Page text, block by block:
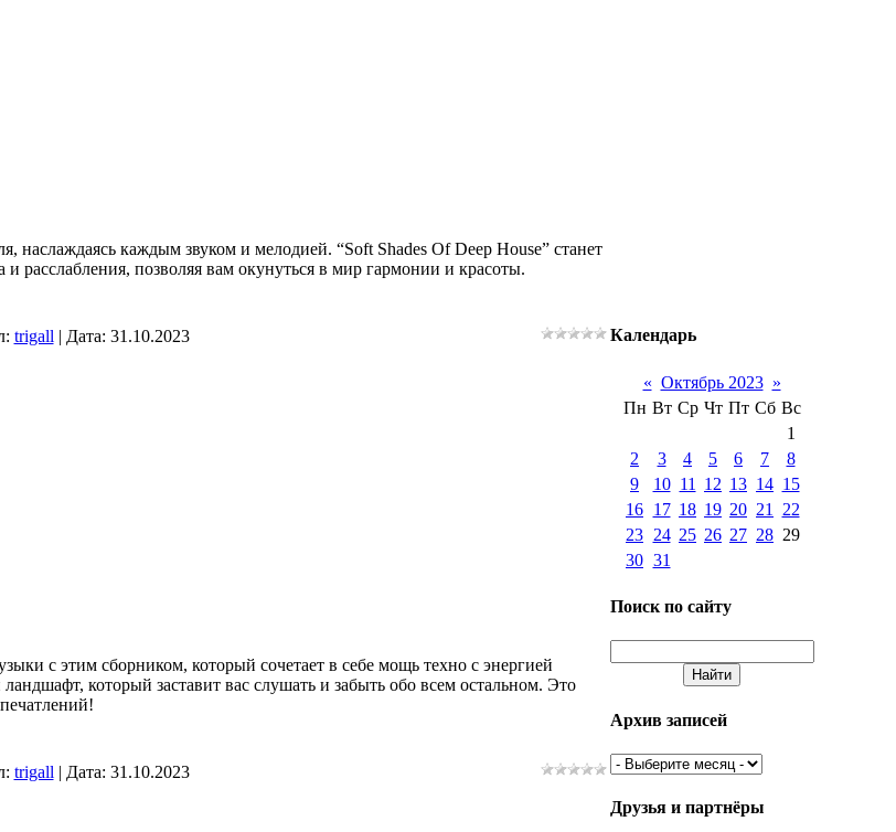
наслаждаясь каждым звуком и мелодией. “Soft Shades Of Deep House” станет
расслабления, позволяя вам окунуться в мир гармонии и красоты.
trigall| Дата: 31.10.2023
с этим сборником, который сочетает в себе мощь техно с энергией
который заставит вас слушать и забыть обо всем остальном. Это
trigall| Дата: 31.10.2023
Календарь
« Октябрь 2023 »
Пн Вт Ср Чт Пт Сб Вс
1
2
3 4 5 6 7
8
9
10 11 12 13 14 15
16 17 18 19 20 21
22
23 24 25 26 27 28 29
30 31
Поиск по сайту
Архив записей
Друзья и партнёры